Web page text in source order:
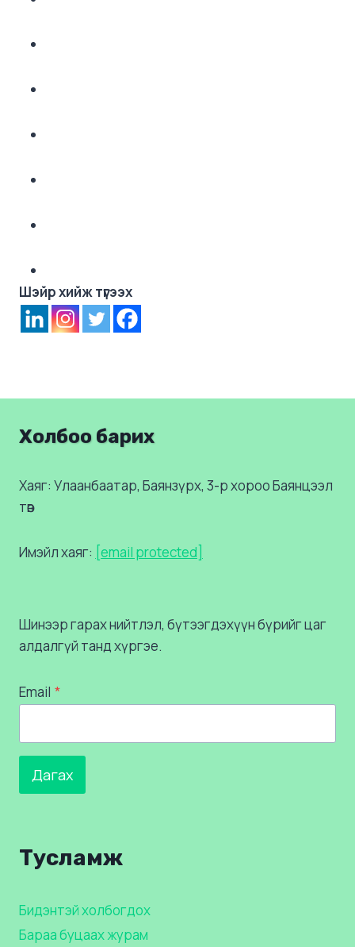
Шэйр хийж түгээх
Холбоо барих
Хаяг: Улаанбаатар, Баянзүрх, 3-р хороо Баянцээл
төв
Имэйл хаяг: [email protected]
Шинээр гарах нийтлэл, бүтээгдэхүүн бүрийг цаг
алдалгүй танд хүргэе.
Email *
Дагах
Тусламж
Бидэнтэй холбогдох
Бараа буцаах журам